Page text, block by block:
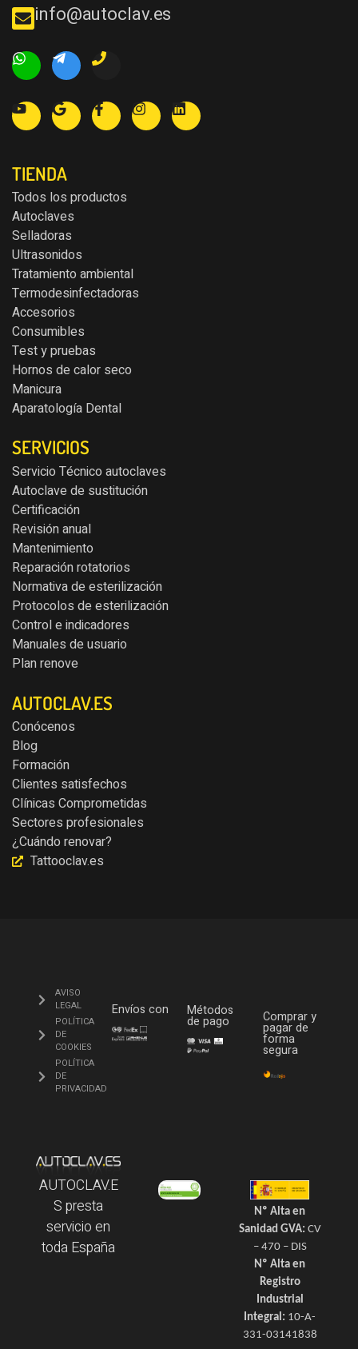
info@autoclav.es
TIENDA
Todos los productos
Autoclaves
Selladoras
Ultrasonidos
Tratamiento ambiental
Termodesinfectadoras
Accesorios
Consumibles
Test y pruebas
Hornos de calor seco
Manicura
Aparatología Dental
SERVICIOS
Servicio Técnico autoclaves
Autoclave de sustitución
Certificación
Revisión anual
Mantenimiento
Reparación rotatorios
Normativa de esterilización
Protocolos de esterilización
Control e indicadores
Manuales de usuario
Plan renove
AUTOCLAV.ES
Conócenos
Blog
Formación
Clientes satisfechos
Clínicas Comprometidas
Sectores profesionales
¿Cuándo renovar?
Tattooclav.es
AVISO
LEGAL
POLÍTICA
DE
COOKIES
POLÍTICA
DE
PRIVACIDAD
Envíos con Métodos
de pago Comprar y
pagar de
forma
segura
AUTOCLAV.E
S presta
servicio en
toda España
Nº Alta en
Sanidad GVA: CV
– 470 – DIS
Nº Alta en
Registro
Industrial
Integral: 10-A-
331-03141838